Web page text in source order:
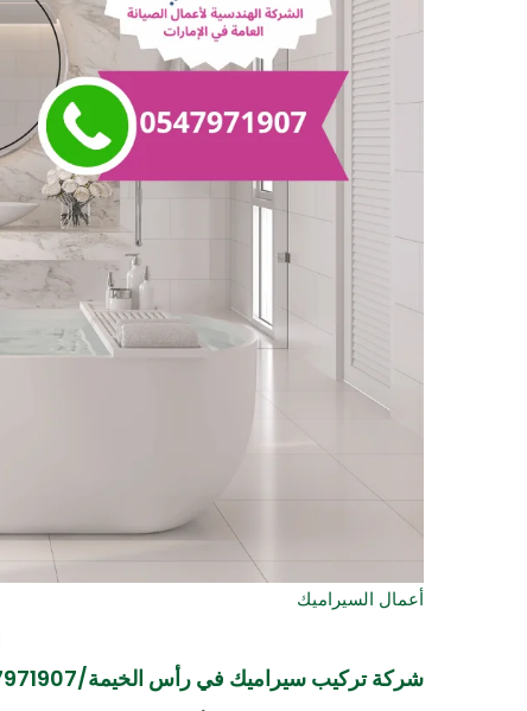
أعمال السيراميك
شركة تركيب سيراميك في رأس الخيمة/0547971907